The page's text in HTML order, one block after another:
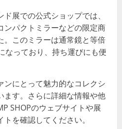
展での公式ショップでは、
ンパクトミラーなどの限定商
。このミラーは通常鏡と等倍
なっており、持ち運びにも便
ンにとって魅力的なコレクシ
ます。さらに詳細な情報や他
SHOPのウェブサイトや展
を確認してください。